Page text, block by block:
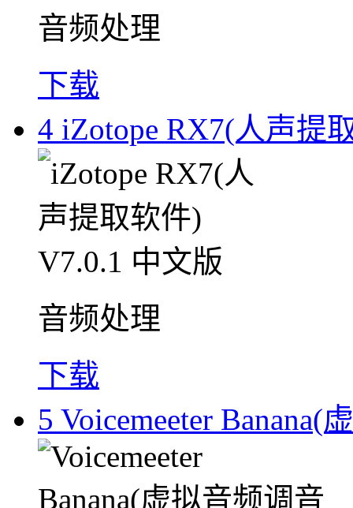
音频处理
下载
4 iZotope RX7(人声提
音频处理
下载
5 Voicemeeter